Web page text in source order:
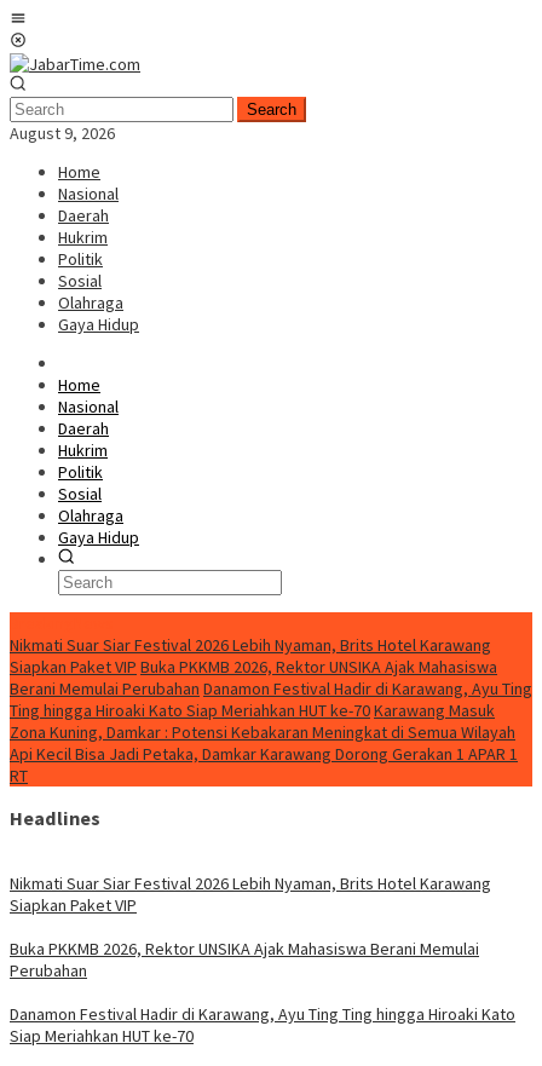
Skip
to
content
Search
August 9, 2026
Home
Nasional
Daerah
Hukrim
Politik
Sosial
Olahraga
Gaya Hidup
Home
Nasional
Daerah
Hukrim
Politik
Sosial
Olahraga
Gaya Hidup
Nikmati Suar Siar Festival 2026 Lebih Nyaman, Brits Hotel Karawang
Siapkan Paket VIP Buka PKKMB 2026, Rektor UNSIKA Ajak Mahasiswa
Berani Memulai Perubahan Danamon Festival Hadir di Karawang, Ayu Ting
Ting hingga Hiroaki Kato Siap Meriahkan HUT ke-70Karawang Masuk
Zona Kuning, Damkar : Potensi Kebakaran Meningkat di Semua Wilayah
Api Kecil Bisa Jadi Petaka, Damkar Karawang Dorong Gerakan 1 APAR 1
RT
Headlines
Nikmati Suar Siar Festival 2026 Lebih Nyaman, Brits Hotel Karawang
Siapkan Paket VIP
Buka PKKMB 2026, Rektor UNSIKA Ajak Mahasiswa Berani Memulai
Perubahan
Danamon Festival Hadir di Karawang, Ayu Ting Ting hingga Hiroaki Kato
Siap Meriahkan HUT ke-70